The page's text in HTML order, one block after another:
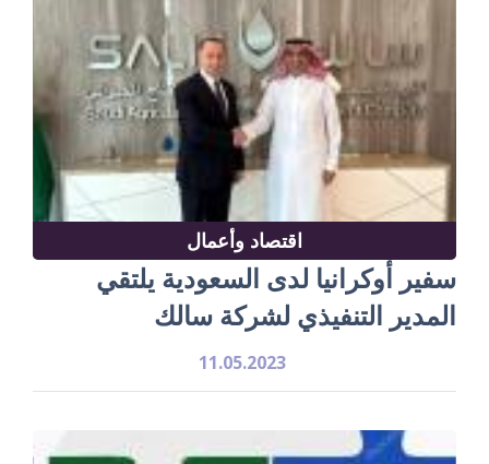
اقتصاد وأعمال
سفير أوكرانيا لدى السعودية يلتقي
المدير التنفيذي لشركة سالك
11.05.2023